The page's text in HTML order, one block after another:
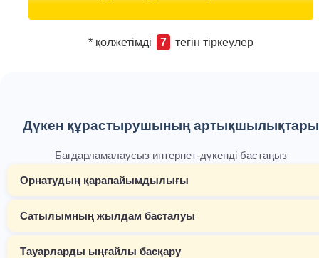
* қолжетімді 7 тегін тіркеулер
Дүкен құрастырушының артықшылықтары
Бағдарламалаусыз интернет-дүкенді бастаңыз
Орнатудың қарапайымдылығы
Сатылымның жылдам басталуы
Тауарларды ыңғайлы басқару